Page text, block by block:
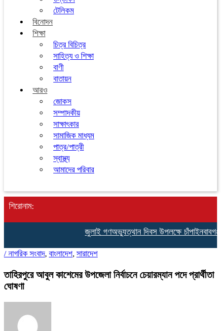
টেলিকম
বিনোদন
শিক্ষা
চিত্র বিচিত্র
সাহিত্য ও শিক্ষা
বাণী
বাতায়ন
আরও
জোকস
সম্পাদকীয়
সাক্ষাৎকার
সামাজিক মাধ্যম
পাত্র/পাত্রী
স্বাস্থ্য
আমাদের পরিবার
শিরোনাম:
জুলাই গণঅভ্যুত্থান দিবস উপলক্ষে চাঁপাইনবাবগঞ্জ
/ নাগরিক সংবাদ, বাংলাদেশ, সারাদেশ
তাহিরপুরে আবুল কাশেমের উপজেলা নির্বাচনে চেয়ারম্যান পদে প্রার্থীতা
ঘোষণা